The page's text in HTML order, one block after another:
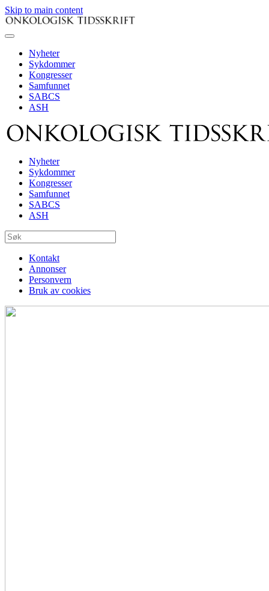
Skip to main content
Nyheter
Sykdommer
Kongresser
Samfunnet
SABCS
ASH
Nyheter
Sykdommer
Kongresser
Samfunnet
SABCS
ASH
Kontakt
Annonser
Personvern
Bruk av cookies